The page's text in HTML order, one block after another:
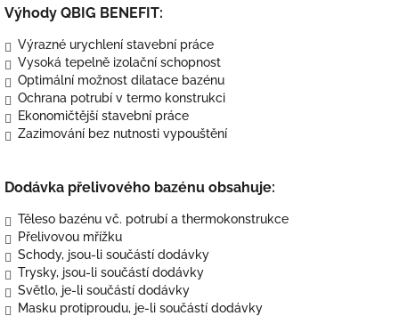
Výhody QBIG BENEFIT:
Výrazné urychlení stavební práce
Vysoká tepelně izolační schopnost
Optimální možnost dilatace bazénu
Ochrana potrubí v termo konstrukci
Ekonomičtější stavební práce
Zazimování bez nutnosti vypouštění
Dodávka přelivového bazénu obsahuje:
Těleso bazénu vč. potrubí a thermokonstrukce
Přelivovou mřížku
Schody, jsou-li součástí dodávky
Trysky, jsou-li součástí dodávky
Světlo, je-li součástí dodávky
Masku protiproudu, je-li součástí dodávky